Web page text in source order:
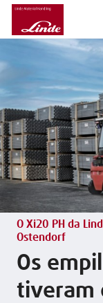
O Xi20 PH da
Ostendorf
Os
tiveram